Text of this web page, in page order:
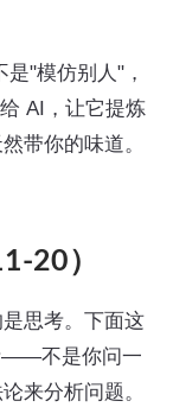
"模仿别人"，
AI，让它提炼
带你的味道。
20）
思考。下面这
——不是你问一
来分析问题。